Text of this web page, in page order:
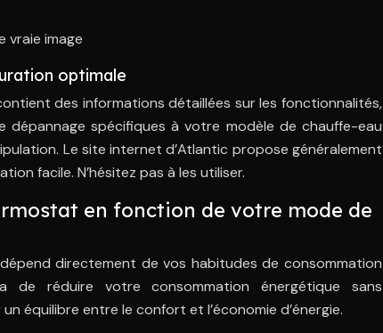
vraie image
optimale
des informations détaillées sur les fonctionnalités,
dépannage spécifiques à votre modèle de chauffe-eau
Le site internet d’Atlantic propose généralement
facile. N’hésitez pas à les utiliser.
en fonction de votre mode de
directement de vos habitudes de consommation
de réduire votre consommation énergétique sans
équilibre entre le confort et l’économie d’énergie.